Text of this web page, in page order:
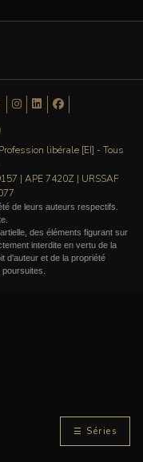
☰ Séries
libérale [EI] - Tous
| APE 7420Z | URSSAF
de leurs auteurs respectifs.
des éléments figurant sur
interdite en vertu de la
d'auteur et de la propriété